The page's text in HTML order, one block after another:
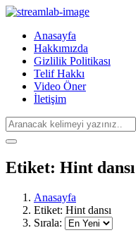
Anasayfa
Hakkımızda
Gizlilik Politikası
Telif Hakkı
Video Öner
İletişim
Etiket: Hint dansı
Anasayfa
Etiket: Hint dansı
Sırala: